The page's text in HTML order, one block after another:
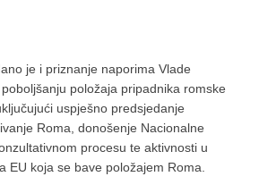
je i priznanje naporima Vlade
položaja pripadnika romske
uspješno predsjedanje
Roma, donošenje Nacionalne
procesu te aktivnosti u
EU koja se bave položajem Roma.